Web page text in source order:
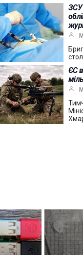
ЗСУ
ЄС